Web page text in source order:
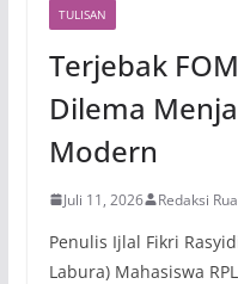
TULISAN
Terjebak
Dilema
Modern
Juli 11, 2026 Redaksi
Penulis Ijlal Fikri
Labura) Mahasiswa